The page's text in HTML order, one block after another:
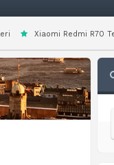
R70 Teknik Özellikleri